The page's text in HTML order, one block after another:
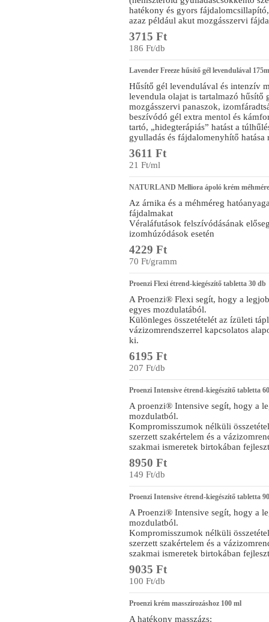
hatékony és gyors
azaz például akut mozgásszervi
3715 Ft
186 Ft/db
Lavender Freeze hűsítő gél levendulával
Hűsítő gél levendulával és intenzív
levendula olajat is tartalmazó hűsítő
mozgásszervi panaszok,
beszívódó gél extra mentol és
tartó, „hidegterápiás” hatást a
gyulladás és fájdalomenyhítő
3611 Ft
21 Ft/ml
NATURLAND Melliora ápoló krém
Az árnika és a méhméreg
fájdalmakat
Véraláfutások felszívódásának
izomhúzódások esetén
4229 Ft
70 Ft/gramm
Proenzi Flexi étrend-kiegészítő tabletta 30 db
A Proenzi® Flexi segít, hogy a
egyes mozdulatából.
Különleges összetételét az ízületi
vázizomrendszerrel kapcsolatos
ki.
6195 Ft
207 Ft/db
Proenzi Intensive étrend-kiegészítő tabletta
A proenzi® Intensive segít, hogy a
mozdulatból.
Kompromisszumok nélküli
szerzett szakértelem és a
szakmai ismeretek birtokában
8950 Ft
149 Ft/db
Proenzi Intensive étrend-kiegészítő tabletta
A Proenzi® Intensive segít, hogy a
mozdulatból.
Kompromisszumok nélküli
szerzett szakértelem és a
szakmai ismeretek birtokában
9035 Ft
100 Ft/db
Proenzi krém masszírozáshoz 100 ml
A hatékony masszázs: